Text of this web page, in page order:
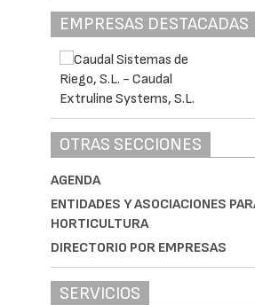
EMPRESAS DESTACADAS
OTRAS SECCIONES
AGENDA
ENTIDADES Y ASOCIACIONES
HORTICULTURA
DIRECTORIO POR EMPRESAS
SERVICIOS